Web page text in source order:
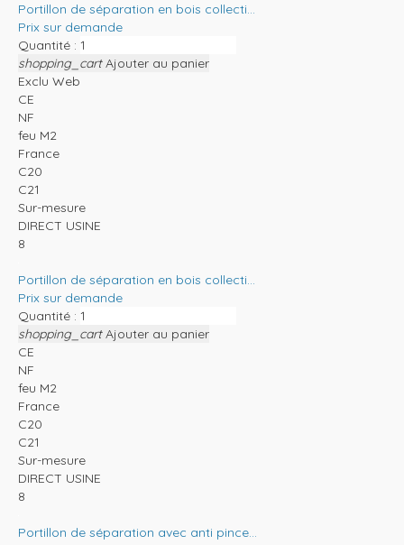
Portillon de séparation en bois collecti...
Prix sur demande
Quantité :
shopping_cart Ajouter au panier
Exclu Web
CE
NF
feu M2
France
C20
C21
Sur-mesure
DIRECT USINE
8
Portillon de séparation en bois collecti...
Prix sur demande
Quantité :
shopping_cart Ajouter au panier
CE
NF
feu M2
France
C20
C21
Sur-mesure
DIRECT USINE
8
Portillon de séparation avec anti pince...